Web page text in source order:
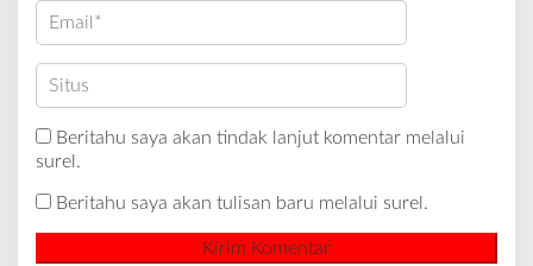
Beritahu saya akan tindak lanjut komentar melalui
surel.
Beritahu saya akan tulisan baru melalui surel.